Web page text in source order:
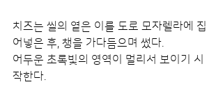
치즈는 씰의 옅은 이를 도로 모자렐라에 집
어넣은 후, 챙을 가다듬으며 썼다.
어두운 초록빛의 영역이 멀리서 보이기 시
작한다.